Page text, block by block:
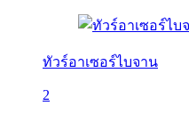
ทัวร์อาเซอร์ไบจาน
2